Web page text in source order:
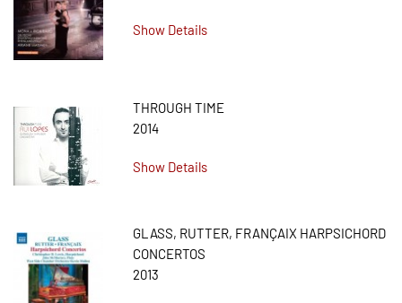
Show Details
THROUGH TIME
2014
Show Details
GLASS, RUTTER, FRANÇAIX HARPSICHORD
CONCERTOS
2013